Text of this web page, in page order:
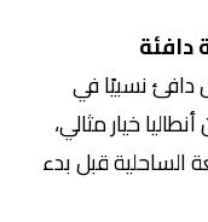
دافئة
نسبيًا في
خيار مثالي،
الساحلية قبل بدء